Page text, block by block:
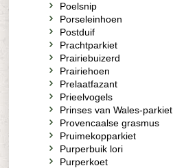
Poelsnip
Porseleinhoen
Postduif
Prachtparkiet
Prairiebuizerd
Prairiehoen
Prelaatfazant
Prieelvogels
Prinses van Wales-parkiet
Provencaalse grasmus
Pruimekopparkiet
Purperbuik lori
Purperkoet